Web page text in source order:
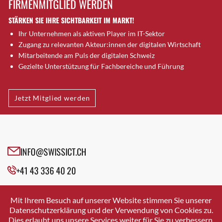
Brugg AG
Brütten
Bubendorf
Bubikon
Buchs (SG)
Bäretswil
Bülach
Cazis
Crissier
Davos Platz
Dierikon
Dietikon
FIRMENMITGLIED WERDEN
STÄRKEN SIE IHRE SICHTBARKEIT IM MARKT!
Ihr Unternehmen als aktiven Player im IT-Sektor
Zugang zu relevanten Akteur:innen der digitalen Wirtschaft
Mitarbeitende am Puls der digitalen Schweiz
Gezielte Unterstützung für Fachbereiche und Führung
Jetzt Mitglied werden
INFO@SWISSICT.CH
+41 43 336 40 20
SWISSICT
VULKANSTRASSE 120
8048 ZURICH
Mit Ihrem Besuch auf unserer Website stimmen Sie unserer
Datenschutzerklärung und der Verwendung von Cookies zu.
Dies erlaubt uns unsere Services weiter für Sie zu verbessern.